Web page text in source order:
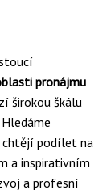
pronájmu
širokou škálu
chtějí podílet na
a inspirativním
a profesní